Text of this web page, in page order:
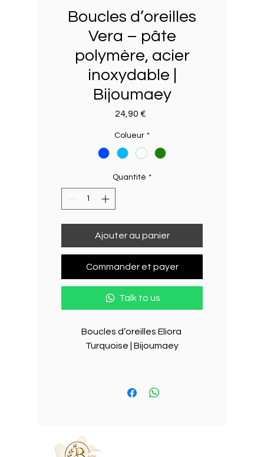
Boucles d’oreilles
Vera – pâte
polymère, acier
inoxydable |
Bijoumaey
24,90 €
Colueur *
Quantité *
Ajouter au panier
Commander et payer
Talk to us
Boucles d’oreilles Eliora
Turquoise | Bijoumaey
inspirées par la Méditerranée
main, les boucles d’oreilles Eliora